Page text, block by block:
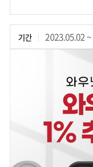
기간 2023.05.02 ~